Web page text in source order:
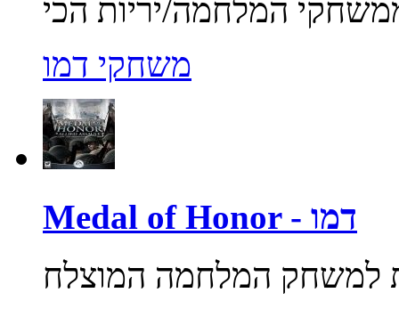
משחקי דמו
Medal of Honor - דמו